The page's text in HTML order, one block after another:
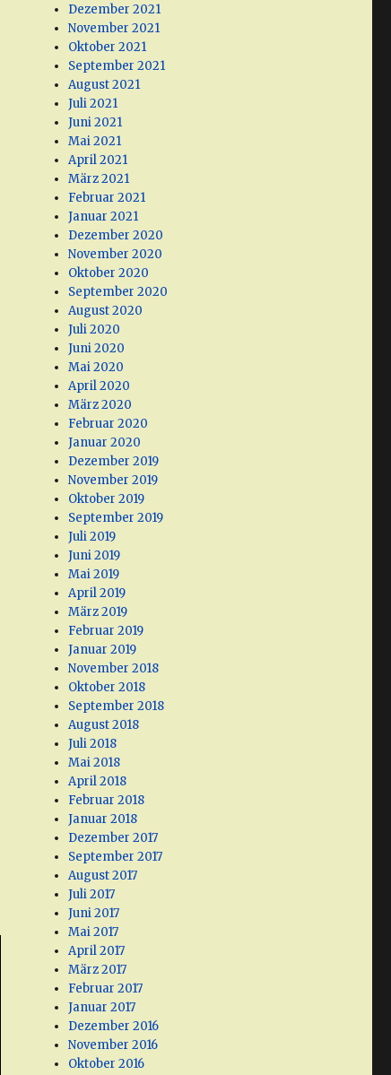
Dezember 2021
November 2021
Oktober 2021
September 2021
August 2021
Juli 2021
Juni 2021
Mai 2021
April 2021
März 2021
Februar 2021
Januar 2021
Dezember 2020
November 2020
Oktober 2020
September 2020
August 2020
Juli 2020
Juni 2020
Mai 2020
April 2020
März 2020
Februar 2020
Januar 2020
Dezember 2019
November 2019
Oktober 2019
September 2019
Juli 2019
Juni 2019
Mai 2019
April 2019
März 2019
Februar 2019
Januar 2019
November 2018
Oktober 2018
September 2018
August 2018
Juli 2018
Mai 2018
April 2018
Februar 2018
Januar 2018
Dezember 2017
September 2017
August 2017
Juli 2017
Juni 2017
Mai 2017
April 2017
März 2017
Februar 2017
Januar 2017
Dezember 2016
November 2016
Oktober 2016